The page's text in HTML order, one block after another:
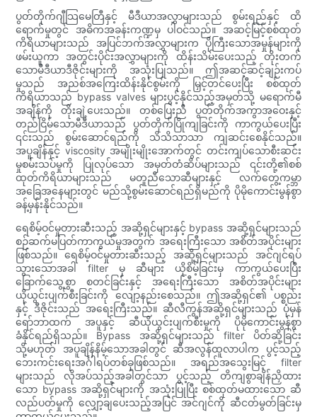
ပွတ်တိုက်ဂျီသြမေတြီနှင့် မီဒီယာအလွှာများသည် စွမ်းရည်နှင့် ထိ
ရောက်မှုတွင် အဓိကအခန်းကဏ္ဍမှ ပါဝင်သည်။ အဆင့်မြင့်စစ်ထုတ်
ကိရိယာများသည် အပြင်ဘက်အလွှာများက ပိုကြီးသောအမှုန်များကို
ဖမ်းယူကာ အတွင်းပိုင်းအလွှာများကို ထိန်းသိမ်းပေးသည့် တိုးတက်
သောမီဒီယာဒီဇိုင်းများကို အသုံးပြုသည်။ ဤအဆင့်ဆင့်ချဉ်းကပ်
မှုသည် အညစ်အကြေးထိန်းနိုင်စွမ်းကို မြှင့်တင်ပေးပြီး စစ်ထုတ်
ကိရိယာသည် bypass valves များပွင့်နိုင်သည့်အမှတ်သို့ မရောက်မီ
အချိန်ကို တိုးချဲ့ပေးသည်။ တစ်ပြေးညီ ပွတ်တိုက်အကွာအဝေးနှင့်
တည်ငြိမ်သောမီဒီယာသည် ပွတ်တိုက်ပြိုကျခြင်းကို ကာကွယ်ပေးပြီး
၎င်းသည် စွမ်းဆောင်ရည်ကို သိသိသာသာ ကျဆင်းစေနိုင်သည်။
အပူချိန်နှင့် viscosity အမျိုးမျိုးအောက်တွင် တင်းကျပ်သောစီးဆင်း
မှုစမ်းသပ်မှုကို ပြုလုပ်သော အမှတ်တံဆိပ်များသည် ၎င်းတို့၏စစ်
ထုတ်ကိရိယာများသည် မတူညီသောဆီများနှင့် လက်တွေ့ကမ္ဘာ
အခြေအနေများတွင် မည်သို့စွမ်းဆောင်ရည်ရှိမည်ကို ပိုမိုကောင်းမွန်စွာ
ခန့်မှန်းနိုင်သည်။
ရေစိမ့်ဝင်မှုတားဆီးသည့် အဆို့ရှင်များနှင့် bypass အဆို့ရှင်များသည်
စဉ်ဆက်မပြတ်ကာကွယ်မှုအတွက် အရေးကြီးသော အစိတ်အပိုင်းများ
ဖြစ်သည်။ ရေစိမ့်ဝင်မှုတားဆီးသည့် အဆို့ရှင်များသည် အင်ဂျင်ရပ်
သွားသောအခါ filter မှ ဆီများ ယိုစိမ့်ခြင်းမှ ကာကွယ်ပေးပြီး
ခြောက်သွေ့စွာ စတင်ခြင်းနှင့် အရေးကြီးသော အစိတ်အပိုင်းများ
ယိုယွင်းပျက်စီးခြင်းကို လျော့နည်းစေသည်။ ဤအဆို့ရှင်၏ ပစ္စည်း
နှင့် ဒီဇိုင်းသည် အရေးကြီးသည်။ ဆီလီကွန်အဆို့ရှင်များသည် ပုံမှန်
ရော်ဘာထက် အပူနှင့် ဆီယိုယွင်းပျက်စီးမှုကို ပိုမိုကောင်းမွန်စွာ
ခံနိုင်ရည်ရှိသည်။ Bypass အဆို့ရှင်များသည် filter ပိတ်ဆို့ခြင်း
သို့မဟုတ် အပူချိန်နိမ့်သောအခါတွင် ဆီအလွန်ထူလာပါက ပွင့်သည့်
ဘေးကင်းရေးအင်္ဂါရပ်တစ်ခုဖြစ်သည်။ အရည်အသွေးမြင့် filter
များသည် လိုအပ်သည့်အခါတွင်သာ ပွင့်သည့် တိကျစွာချိန်ညှိထား
သော bypass အဆို့ရှင်များကို အသုံးပြုပြီး စစ်ထုတ်မထားသော ဆီ
လည်ပတ်မှုကို လျှော့ချပေးသည့်အပြင် အင်ဂျင်ကို ဆီငတ်မွတ်ခြင်းမှ